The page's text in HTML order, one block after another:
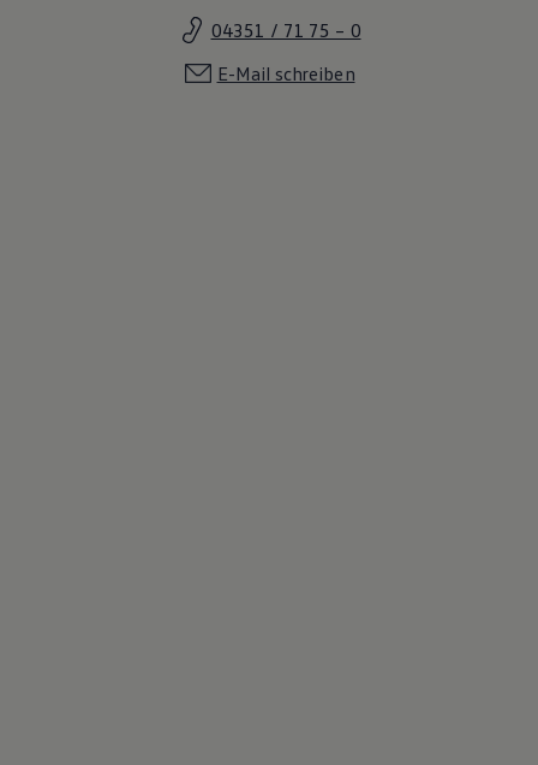
04351 / 71 75 – 0
E-Mail schreiben